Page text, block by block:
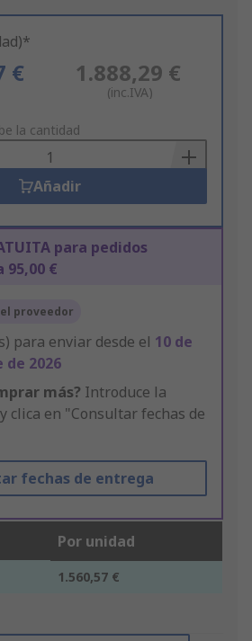
€ 1.888,29 €
(inc.IVA)
la cantidad
Añadir
para pedidos
95,00 €
proveedor
para enviar desde el 10 de
2026
más? Introduce la
clica en "Consultar fechas de
fechas de entrega
Por unidad
1.560,57 €